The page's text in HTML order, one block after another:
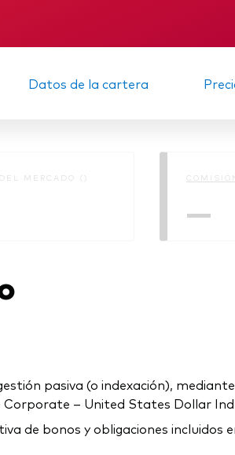
Datos de la cartera
MERCADO ()
—
pasiva (o indexación),
– United States Dollar
de bonos y obligaciones incluidos